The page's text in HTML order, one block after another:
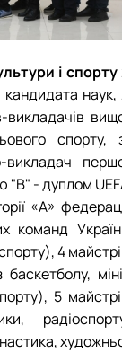
і спорту
наук,
спорту,
викладач
"В" - дуплом
«А»
команд
4
5